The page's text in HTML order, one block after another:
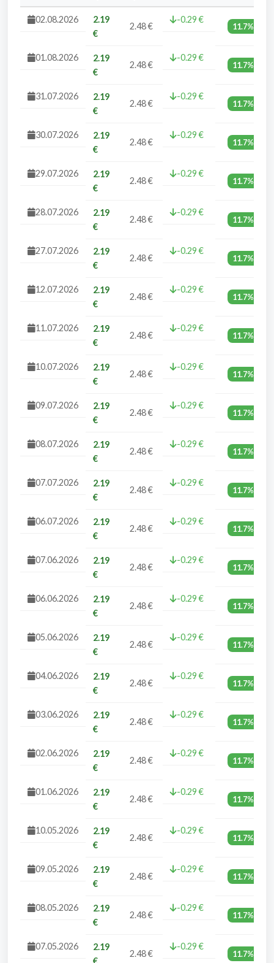
02.08.2026
2.19
€
2.48 €
-0.29 €
11.7%
01.08.2026
2.19
€
2.48 €
-0.29 €
11.7%
31.07.2026
2.19
€
2.48 €
-0.29 €
11.7%
30.07.2026
2.19
€
2.48 €
-0.29 €
11.7%
29.07.2026
2.19
€
2.48 €
-0.29 €
11.7%
28.07.2026
2.19
€
2.48 €
-0.29 €
11.7%
27.07.2026
2.19
€
2.48 €
-0.29 €
11.7%
12.07.2026
2.19
€
2.48 €
-0.29 €
11.7%
11.07.2026
2.19
€
2.48 €
-0.29 €
11.7%
10.07.2026
2.19
€
2.48 €
-0.29 €
11.7%
09.07.2026
2.19
€
2.48 €
-0.29 €
11.7%
08.07.2026
2.19
€
2.48 €
-0.29 €
11.7%
07.07.2026
2.19
€
2.48 €
-0.29 €
11.7%
06.07.2026
2.19
€
2.48 €
-0.29 €
11.7%
07.06.2026
2.19
€
2.48 €
-0.29 €
11.7%
06.06.2026
2.19
€
2.48 €
-0.29 €
11.7%
05.06.2026
2.19
€
2.48 €
-0.29 €
11.7%
04.06.2026
2.19
€
2.48 €
-0.29 €
11.7%
03.06.2026
2.19
€
2.48 €
-0.29 €
11.7%
02.06.2026
2.19
€
2.48 €
-0.29 €
11.7%
01.06.2026
2.19
€
2.48 €
-0.29 €
11.7%
10.05.2026
2.19
€
2.48 €
-0.29 €
11.7%
09.05.2026
2.19
€
2.48 €
-0.29 €
11.7%
08.05.2026
2.19
€
2.48 €
-0.29 €
11.7%
07.05.2026
2.19
€
2.48 €
-0.29 €
11.7%